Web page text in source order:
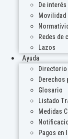
De interés
Movilidad
Redes de
Lazos
Ayuda
Directorio
Derechos
Glosario
Listado
Medidas
Pagos en